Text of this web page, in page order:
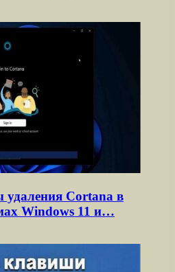
Cortana в
Windows 11 и…